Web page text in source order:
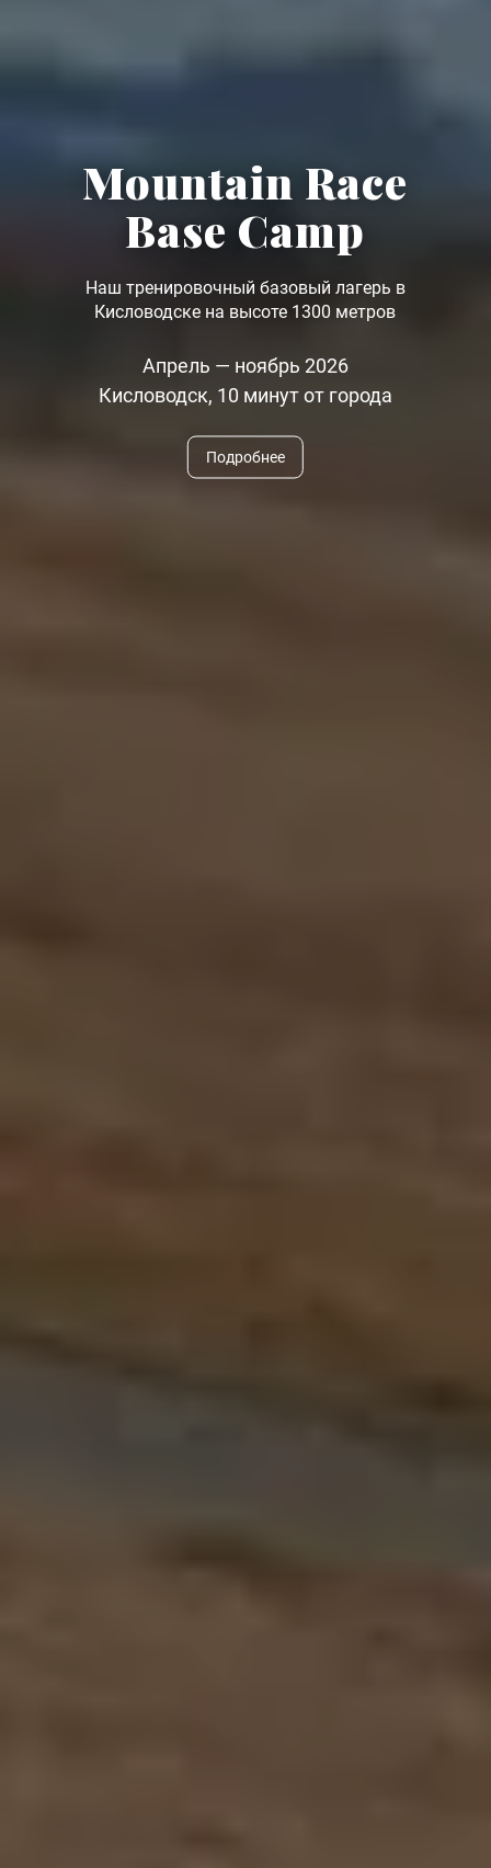
Mountain Race
Base Camp
Наш тренировочный базовый лагерь в
Кисловодске на высоте 1300 метров
Апрель — ноябрь 2026
Кисловодск, 10 минут от города
Подробнее